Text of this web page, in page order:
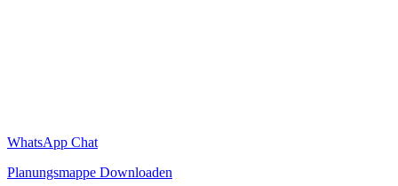
WhatsApp Chat
Planungsmappe Downloaden